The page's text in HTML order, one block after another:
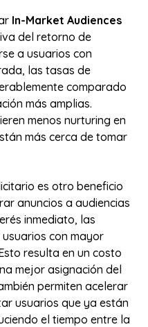
In-Market Audiences
del retorno de
a usuarios con
las tasas de
comparado
más amplias.
menos nurturing en
más cerca de tomar
es otro beneficio
anuncios a audiencias
inmediato, las
con mayor
resulta en un costo
mejor asignación del
permiten acelerar
usuarios que ya están
el tiempo entre la